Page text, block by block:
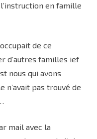
en famille
de ce
d’autres familles ief
nous qui avons
n’avait pas trouvé de
mail avec la